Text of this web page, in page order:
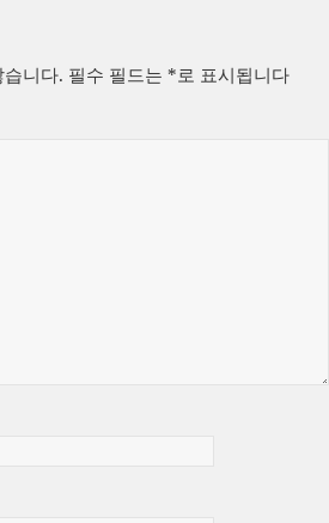
니다. 필수 필드는 *로 표시됩니다